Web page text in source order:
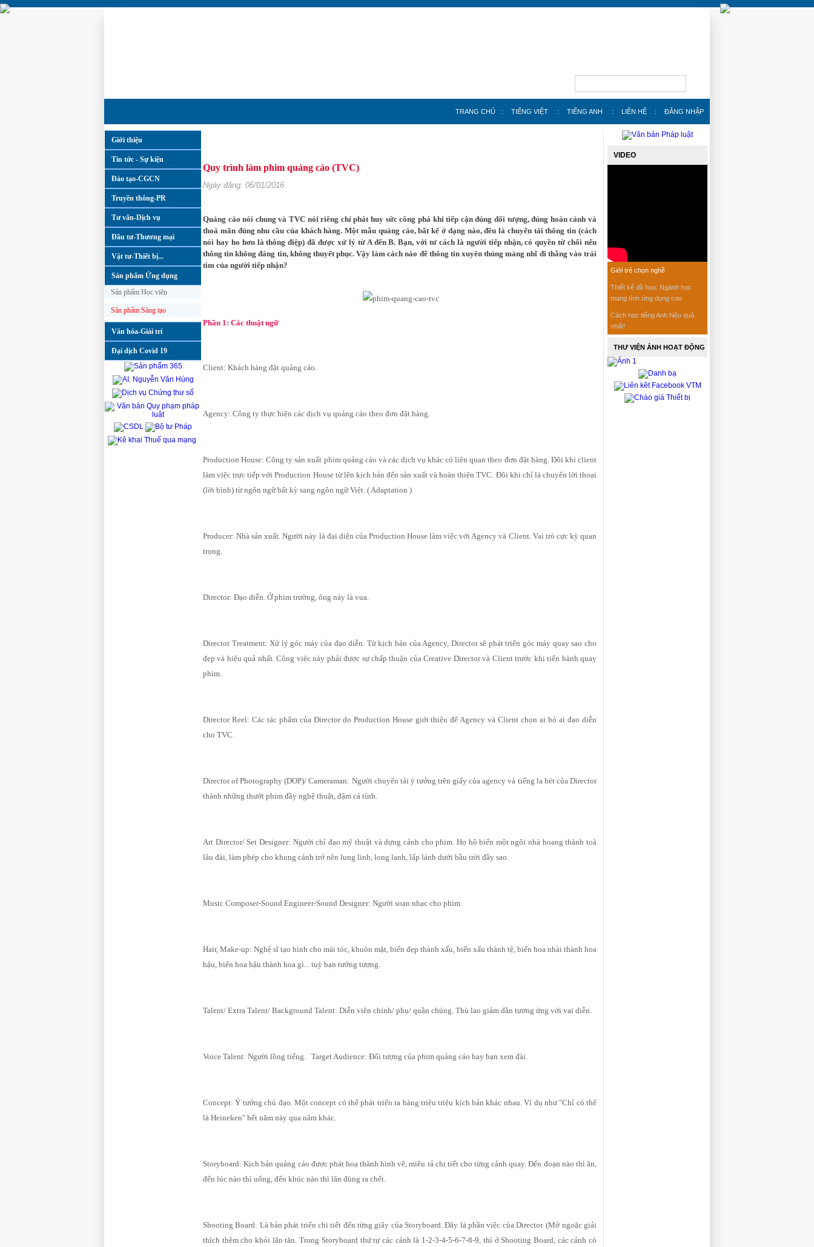
TRANG CHỦ : TIẾNG VIỆT : TIẾNG ANH : LIÊN HỆ : ĐĂNG NHẬP
Giới thiệu
Tin tức - Sự kiện
Đào tạo-CGCN
Truyền thông-PR
Tư vấn-Dịch vụ
Đầu tư-Thương mại
Vật tư-Thiết bị...
Sản phẩm Ứng dụng
Sản phẩm Học viên
Sản phẩm Sáng tạo
Văn hóa-Giải trí
Đại dịch Covid 19
Quy trình làm phim quảng cáo (TVC)
Ngày đăng: 06/01/2016
Quảng cáo nói chung và TVC nói riêng chỉ phát huy sức công phá khi tiếp cận đúng đối tượng, đúng hoàn cảnh và
thoả mãn đúng nhu cầu của khách hàng. Một mẫu quảng cáo, bất kể ở dạng nào, đều là chuyển tải thông tin (cách
nói hay ho hơn là thông điệp) đã được xử lý từ A đến B. Bạn, với tư cách là người tiếp nhận, có quyền từ chối nếu
thông tin không đáng tin, không thuyết phục. Vậy làm cách nào để thông tin xuyên thủng màng nhĩ đi thẳng vào trái
tim của người tiếp nhận?
Phần 1: Các thuật ngữ
Client: Khách hàng đặt quảng cáo.
Agency: Công ty thực hiện các dịch vụ quảng cáo theo đơn đặt hàng.
Production House: Công ty sản xuất phim quảng cáo và các dịch vụ khác có liên quan theo đơn đặt hàng. Đôi khi client
làm việc trực tiếp với Production House từ lên kịch bản đến sản xuất và hoàn thiện TVC. Đôi khi chỉ là chuyển lời thoại
(lời bình) từ ngôn ngữ bất kỳ sang ngôn ngữ Việt. ( Adaptation )
Producer: Nhà sản xuất. Người này là đại diện của Production House làm việc với Agency và Client. Vai trò cực kỳ quan
trọng.
Director: Đạo diễn. Ở phim trường, ông này là vua.
Director Treatment: Xử lý góc máy của đạo diễn. Từ kịch bản của Agency, Director sẽ phát triển góc máy quay sao cho
đẹp và hiệu quả nhất. Công việc này phải được sự chấp thuận của Creative Director và Client trước khi tiến hành quay
phim.
Director Reel: Các tác phẩm của Director do Production House giới thiệu để Agency và Client chọn ai bỏ ai đạo diễn
cho TVC.
Director of Photography (DOP)/ Cameraman: Người chuyển tải ý tưởng trên giấy của agency và tiếng la hét của Director
thành những thướt phim đầy nghệ thuật, đậm cá tính.
Art Director/ Set Designer: Người chỉ đạo mỹ thuật và dựng cảnh cho phim. Họ hô biến một ngôi nhà hoang thành toà
lâu đài, làm phép cho khung cảnh trở nên lung linh, long lanh, lấp lánh dưới bầu trời đầy sao.
Music Composer-Sound Engineer-Sound Designer: Người soạn nhạc cho phim.
Hair, Make-up: Nghệ sĩ tạo hình cho mái tóc, khuôn mặt, biến đẹp thành xấu, biến xấu thành tệ, biến hoa nhài thành hoa
hậu, biến hoa hậu thành hoa gì... tuỳ bạn tưởng tượng.
Talent/ Extra Talent/ Background Talent: Diễn viên chính/ phụ/ quần chúng. Thù lao giảm dần tương ứng với vai diễn.
Voice Talent: Người lồng tiếng. Target Audience: Đối tượng của phim quảng cáo hay bạn xem đài.
Concept: Ý tưởng chủ đạo. Một concept có thể phát triển ra hàng triệu triệu kịch bản khác nhau. Ví dụ như "Chỉ có thể
là Heineken" hết năm này qua năm khác.
Storyboard: Kịch bản quảng cáo được phát hoạ thành hình vẽ, miêu tả chi tiết cho từng cảnh quay. Đến đoạn nào thì ăn,
đến lúc nào thì uống, đến khúc nào thì lăn đùng ra chết.
Shooting Board: Là bản phát triển chi tiết đến từng giây của Storyboard. Đây là phần việc của Director. (Mở ngoặc giải
thích thêm cho khỏi lăn tăn. Trong Storyboard thứ tự các cảnh là 1-2-3-4-5-6-7-8-9, thì ở Shooting Board, các cảnh có
VIDEO
Giới trẻ chọn nghề
Thiết kế đồ họa: Ngành học
mang tính ứng dụng cao
Cách học tiếng Anh hiệu quả
nhất!
THƯ VIỆN ẢNH HOẠT ĐỘNG